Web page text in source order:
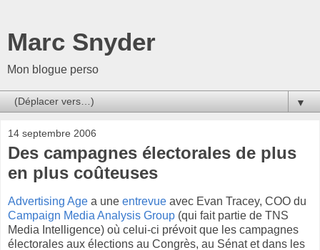
Marc Snyder
Mon blogue perso
▼
14 septembre 2006
Des campagnes électorales de plus
en plus coûteuses
Advertising Age a une entrevue avec Evan Tracey, COO du
Campaign Media Analysis Group (qui fait partie de TNS
Media Intelligence) où celui-ci prévoit que les campagnes
électorales aux élections au Congrès, au Sénat et dans les